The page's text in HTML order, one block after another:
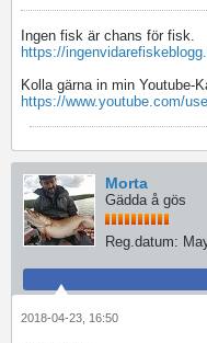
Ingen fisk är chans för fisk.
https://
Kolla gärna in min Youtube-
https://www.youtube.com/
Morta
Gädda å gös
Reg.datum:
2018-04-23, 16:50